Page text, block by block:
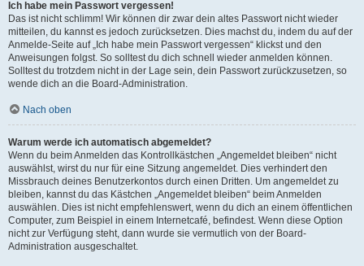
Ich habe mein Passwort vergessen!
Das ist nicht schlimm! Wir können dir zwar dein altes Passwort nicht wieder
mitteilen, du kannst es jedoch zurücksetzen. Dies machst du, indem du auf der
Anmelde-Seite auf „Ich habe mein Passwort vergessen“ klickst und den
Anweisungen folgst. So solltest du dich schnell wieder anmelden können.
Solltest du trotzdem nicht in der Lage sein, dein Passwort zurückzusetzen, so
wende dich an die Board-Administration.
Nach oben
Warum werde ich automatisch abgemeldet?
Wenn du beim Anmelden das Kontrollkästchen „Angemeldet bleiben“ nicht
auswählst, wirst du nur für eine Sitzung angemeldet. Dies verhindert den
Missbrauch deines Benutzerkontos durch einen Dritten. Um angemeldet zu
bleiben, kannst du das Kästchen „Angemeldet bleiben“ beim Anmelden
auswählen. Dies ist nicht empfehlenswert, wenn du dich an einem öffentlichen
Computer, zum Beispiel in einem Internetcafé, befindest. Wenn diese Option
nicht zur Verfügung steht, dann wurde sie vermutlich von der Board-
Administration ausgeschaltet.